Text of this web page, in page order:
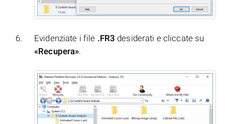
Evidenziate i file .FR3 desiderati e cliccate su
«Recupera».